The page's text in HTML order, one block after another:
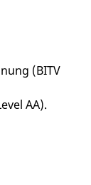
(BITV
AA).